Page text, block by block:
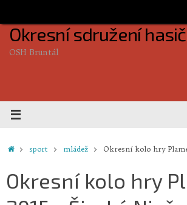
content
Okresní sdružení
OSH Bruntál
Homesport mládež Okresní kolo hry
Okresní kolo hry